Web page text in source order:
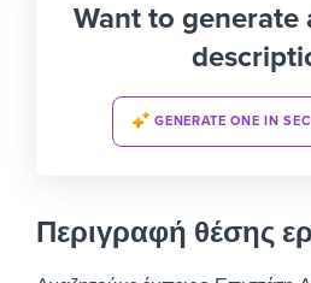
Want to generate
GENERATE ONE IN
Περιγραφή θέσης